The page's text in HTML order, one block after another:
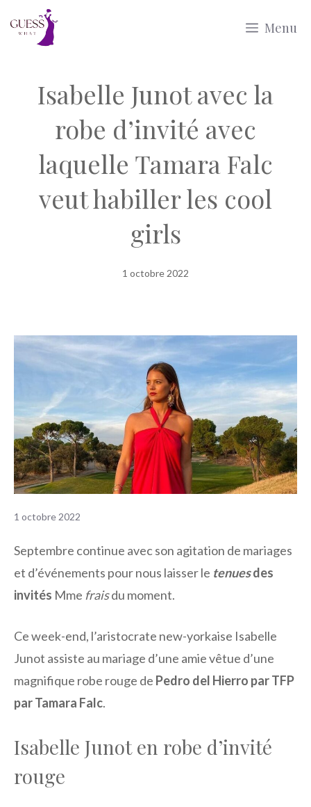
Menu
Isabelle Junot avec la
robe d’invité avec
laquelle Tamara Falc
veut habiller les cool
girls
1 octobre 2022
1 octobre 2022
Septembre continue avec son agitation de mariages
et d’événements pour nous laisser le tenuesdes
invités Mme fraisdu moment.
Ce week-end, l’aristocrate new-yorkaise Isabelle
Junot assiste au mariage d’une amie vêtue d’une
magnifique robe rouge de Pedro del Hierro par TFP
par Tamara Falc.
Isabelle Junot en robe d’invité
rouge